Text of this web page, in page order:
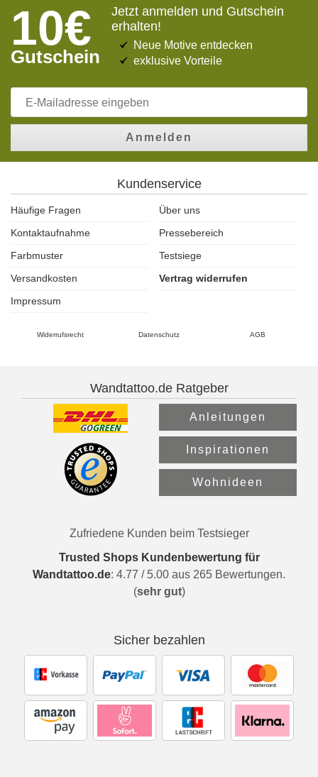
10€
Gutschein
Jetzt anmelden und Gutschein
erhalten!
Neue Motive entdecken
exklusive Vorteile
Anmelden
Kundenservice
Häufige Fragen
Über uns
Kontaktaufnahme
Pressebereich
Farbmuster
Testsiege
Versandkosten
Vertrag widerrufen
Impressum
Widerrufsrecht Datenschutz AGB
Wandtattoo.de Ratgeber
Anleitungen
Inspirationen
Wohnideen
Zufriedene Kunden beim Testsieger
Trusted Shops Kundenbewertung für
Wandtattoo.de: 4.77 / 5.00 aus 265 Bewertungen.
(sehr gut)
Sicher bezahlen